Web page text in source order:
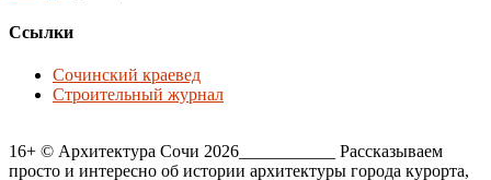
Ссылки
Сочинский краевед
Строительный журнал
16+ © Архитектура Сочи 2026___________ Рассказываем
просто и интересно об истории архитектуры города курорта,